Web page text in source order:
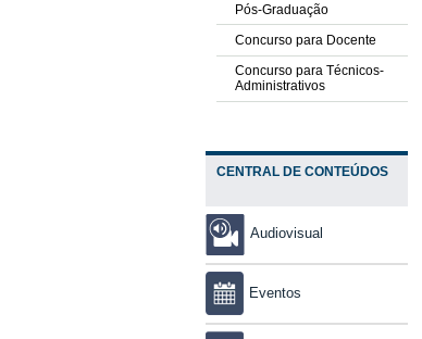
Pós-Graduação
Concurso para Docente
Concurso para Técnicos-
Administrativos
CENTRAL DE CONTEÚDOS
Audiovisual
Eventos